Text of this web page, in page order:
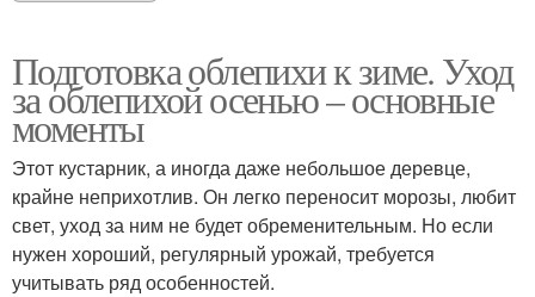
Подготовка облепихи к зиме. Уход
за облепихой осенью – основные
моменты
Этот кустарник, а иногда даже небольшое деревце,
крайне неприхотлив. Он легко переносит морозы, любит
свет, уход за ним не будет обременительным. Но если
нужен хороший, регулярный урожай, требуется
учитывать ряд особенностей.